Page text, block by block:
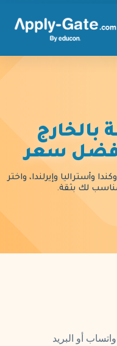
بالخارج
سعر
وأستراليا وإيرلندا، واختر
لك بثقة.
أو البريد